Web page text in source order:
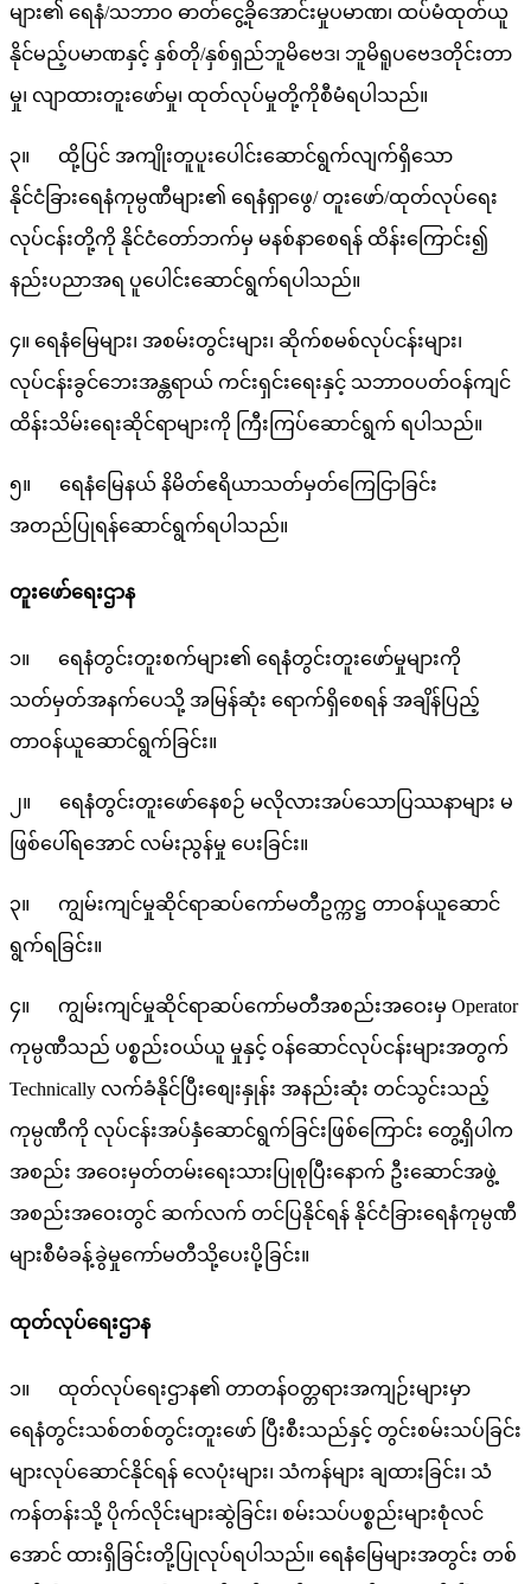
များ၏ ရေနံ/သဘာဝ ဓာတ်ငွေ့ခိုအောင်းမှုပမာဏ၊ ထပ်မံထုတ်ယူ
နိုင်မည့်ပမာဏနှင့် နှစ်တို/နှစ်ရှည်ဘူမိဗေဒ၊ ဘူမိရူပဗေဒတိုင်းတာ
မှု၊ လျာထားတူးဖော်မှု၊ ထုတ်လုပ်မှုတို့ကိုစီမံရပါသည်။
၃။ ထို့ပြင် အကျိုးတူပူးပေါင်းဆောင်ရွက်လျက်ရှိသော
နိုင်ငံခြားရေနံကုမ္ပဏီများ၏ ရေနံရှာဖွေ/ တူးဖော်/ထုတ်လုပ်ရေး
လုပ်ငန်းတို့ကို နိုင်ငံတော်ဘက်မှ မနစ်နာစေရန် ထိန်းကြောင်း၍
နည်းပညာအရ ပူပေါင်းဆောင်ရွက်ရပါသည်။
၄။ ရေနံမြေများ၊ အစမ်းတွင်းများ၊ ဆိုက်စမစ်လုပ်ငန်းများ၊
လုပ်ငန်းခွင်ဘေးအန္တရာယ် ကင်းရှင်းရေးနှင့် သဘာဝပတ်ဝန်ကျင်
ထိန်းသိမ်းရေးဆိုင်ရာများကို ကြီးကြပ်ဆောင်ရွက် ရပါသည်။
၅။ ရေနံမြေနယ် နိမိတ်ဧရိယာသတ်မှတ်ကြေငြာခြင်း
အတည်ပြုရန်ဆောင်ရွက်ရပါသည်။
တူးဖော်ရေးဌာန
၁။ ရေနံတွင်းတူးစက်များ၏ ရေနံတွင်းတူးဖော်မှုများကို
သတ်မှတ်အနက်ပေသို့ အမြန်ဆုံး ရောက်ရှိစေရန် အချိန်ပြည့်
တာဝန်ယူဆောင်ရွက်ခြင်း။
၂။ ရေနံတွင်းတူးဖော်နေစဉ် မလိုလားအပ်သောပြဿနာများ မ
ဖြစ်ပေါ်ရအောင် လမ်းညွန်မှု ပေးခြင်း။
၃။ ကျွမ်းကျင်မှုဆိုင်ရာဆပ်ကော်မတီဥက္ကဋ္ဌ တာဝန်ယူဆောင်
ရွက်ရခြင်း။
၄။ ကျွမ်းကျင်မှုဆိုင်ရာဆပ်ကော်မတီအစည်းအဝေးမှ Operator
ကုမ္ပဏီသည် ပစ္စည်းဝယ်ယူ မှုနှင့် ဝန်ဆောင်လုပ်ငန်းများအတွက်
Technically လက်ခံနိုင်ပြီးစျေးနှုန်း အနည်းဆုံး တင်သွင်းသည့်
ကုမ္ပဏီကို လုပ်ငန်းအပ်နှံဆောင်ရွက်ခြင်းဖြစ်ကြောင်း တွေ့ရှိပါက
အစည်း အဝေးမှတ်တမ်းရေးသားပြုစုပြီးနောက် ဦးဆောင်အဖွဲ့
အစည်းအဝေးတွင် ဆက်လက် တင်ပြနိုင်ရန် နိုင်ငံခြားရေနံကုမ္ပဏီ
များစီမံခန့်ခွဲမှုကော်မတီသို့ပေးပို့ခြင်း။
ထုတ်လုပ်ရေးဌာန
၁။ ထုတ်လုပ်ရေးဌာန၏ တာတန်ဝတ္တရားအကျဉ်းများမှာ
ရေနံတွင်းသစ်တစ်တွင်းတူးဖော် ပြီးစီးသည်နှင့် တွင်းစမ်းသပ်ခြင်း
များလုပ်ဆောင်နိုင်ရန် လေပုံးများ၊ သံကန်များ ချထားခြင်း၊ သံ
ကန်တန်းသို့ ပိုက်လိုင်းများဆွဲခြင်း၊ စမ်းသပ်ပစ္စည်းများစုံလင်
အောင် ထားရှိခြင်းတို့ပြုလုပ်ရပါသည်။ ရေနံမြေများအတွင်း တစ်